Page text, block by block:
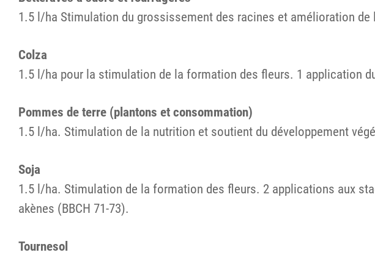
1.5 l/ha Stimulation du grossissement des racines et amélioration
Colza
1.5 l/ha pour la stimulation de la formation des fleurs. 1 application
Pommes de terre (plantons et consommation)
1.5 l/ha. Stimulation de la nutrition et soutient du développement
Soja
1.5 l/ha. Stimulation de la formation des fleurs. 2 applications aux
akènes (BBCH 71-73).
Tournesol